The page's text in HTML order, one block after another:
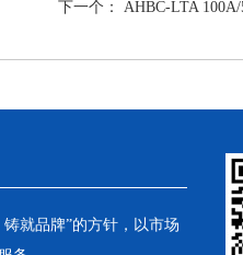
下一个： AHBC-LTA
就品牌”的方针，以市场